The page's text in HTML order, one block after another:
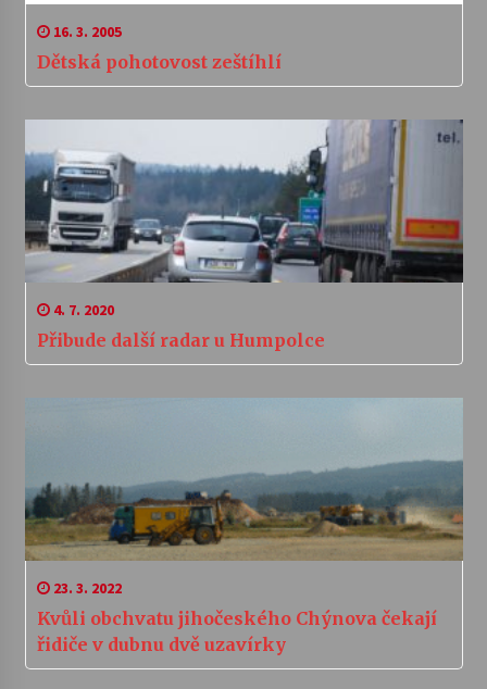
16. 3. 2005
Dětská pohotovost zeštíhlí
4. 7. 2020
Přibude další radar u Humpolce
23. 3. 2022
Kvůli obchvatu jihočeského Chýnova čekají
řidiče v dubnu dvě uzavírky